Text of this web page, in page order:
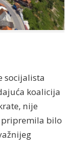
socijalista
koalicija
nije
bilo